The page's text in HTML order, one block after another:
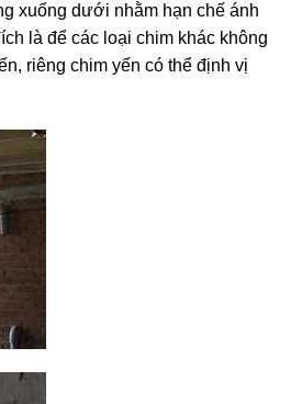
xuống dưới nhằm hạn chế ánh
là để các loại chim khác không
riêng chim yến có thể định vị